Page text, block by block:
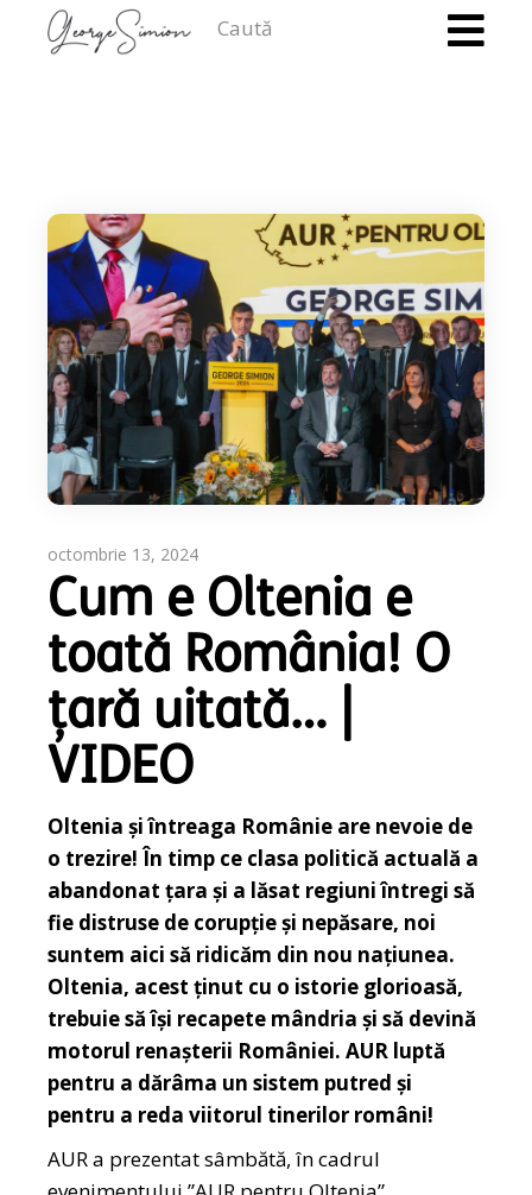
octombrie 13, 2024
Cum e Oltenia e
toată România! O
țară uitată… |
VIDEO
Oltenia și întreaga Românie are nevoie de
o trezire! În timp ce clasa politică actuală a
abandonat țara și a lăsat regiuni întregi să
fie distruse de corupție și nepăsare, noi
suntem aici să ridicăm din nou națiunea.
Oltenia, acest ținut cu o istorie glorioasă,
trebuie să își recapete mândria și să devină
motorul renașterii României. AUR luptă
pentru a dărâma un sistem putred și
pentru a reda viitorul tinerilor români!
AUR a prezentat sâmbătă, în cadrul